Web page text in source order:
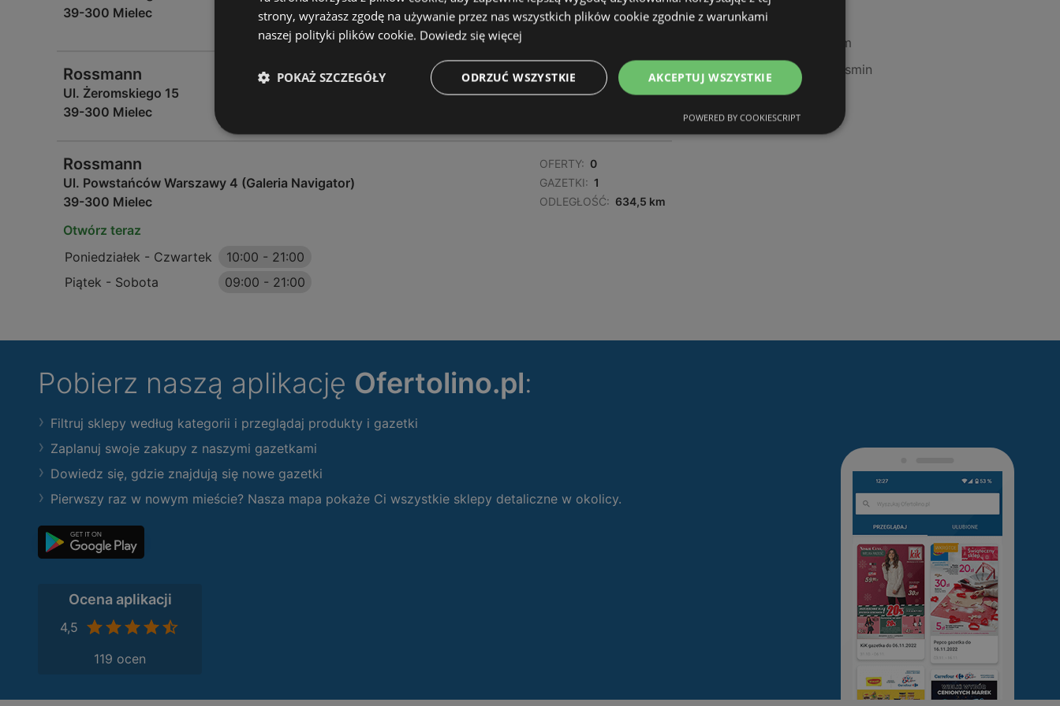
39-300 Mielec
ODLEGŁOŚĆ: 632,83 km
Rossmann
Ul. Żeromskiego 15
39-300 Mielec
OFERTY:
GAZETKI: 1
Rossmann
Ul. Powstańców Warszawy 4 (Galeria Navigator)
39-300 Mielec
OFERTY: 0
GAZETKI: 1
ODLEGŁOŚĆ: 634,5 km
Otwórz teraz
Poniedziałek - Czwartek
10:00 - 21:00
Piątek - Sobota
09:00 - 21:00
Oferty Hebe
Oferty Super-Pharm
Oferty Drogeria Jasmin
Pobierz naszą aplikację Ofertolino.pl:
Filtruj sklepy według kategorii i przeglądaj produkty i gazetki
Zaplanuj swoje zakupy z naszymi gazetkami
Dowiedz się, gdzie znajdują się nowe gazetki
Pierwszy raz w nowym mieście? Nasza mapa pokaże Ci wszystkie sklepy detaliczne w okolicy.
Ocena aplikacji
4,5
119 ocen
strony, wyrażasz zgodę na używanie przez nas wszystkich plików cookie zgodnie z warunkami
naszej polityki plików cookie. Dowiedz się więcej
AKCEPTUJ WSZYSTKIE
ODRZUĆ WSZYSTKIE
POKAŻ SZCZEGÓŁY
POWERED BY COOKIESCRIPT